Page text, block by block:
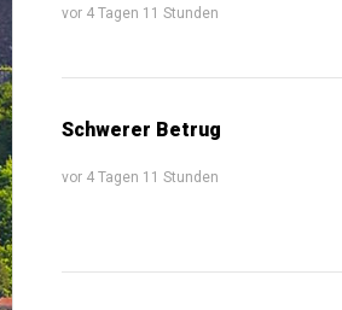
vor 4 Tagen 11 Stunden
Schwerer Betrug
vor 4 Tagen 11 Stunden